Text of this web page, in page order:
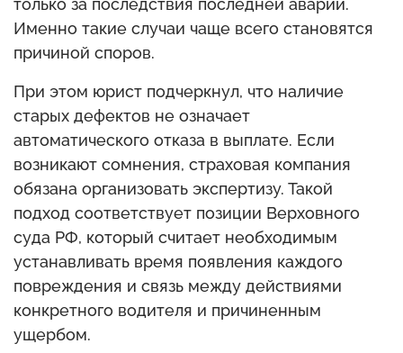
только за последствия последней аварии.
Именно такие случаи чаще всего становятся
причиной споров.
При этом юрист подчеркнул, что наличие
старых дефектов не означает
автоматического отказа в выплате. Если
возникают сомнения, страховая компания
обязана организовать экспертизу. Такой
подход соответствует позиции Верховного
суда РФ, который считает необходимым
устанавливать время появления каждого
повреждения и связь между действиями
конкретного водителя и причиненным
ущербом.